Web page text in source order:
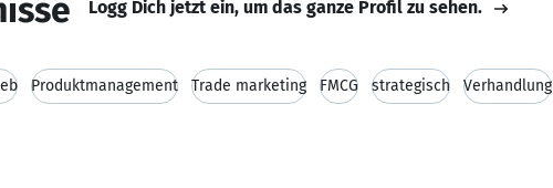
Logg Dich jetzt ein, um das ganze Profil zu sehen.
Produktmanagement Trade marketing FMCG strategisch Verhandlung